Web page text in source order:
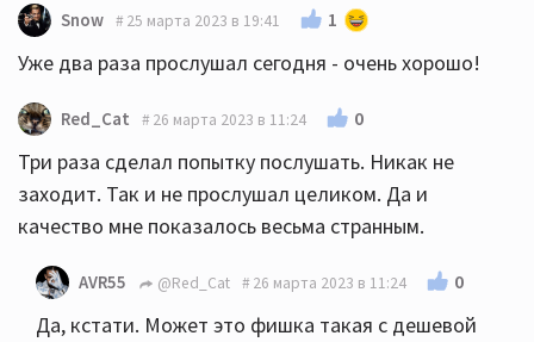
Snow 25 марта 2023 в 19:41 1
Уже два раза прослушал сегодня - очень хорошо!
Red_Cat 26 марта 2023 в 11:24 0
Три раза сделал попытку послушать. Никак не
заходит. Так и не прослушал целиком. Да и
качество мне показалось весьма странным.
AVR55 @Red_Cat 26 марта 2023 в 11:24 0
Да, кстати. Может это фишка такая с дешевой